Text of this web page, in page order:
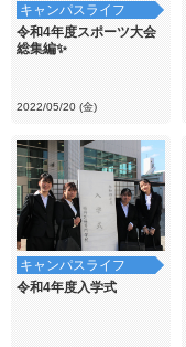
キャンパスライフ
令和4年度スポーツ大会
総集編✨
2022/05/20 (金)
キャンパスライフ
令和4年度入学式